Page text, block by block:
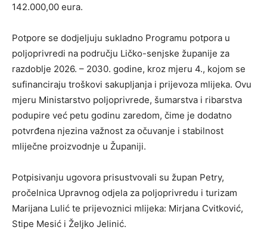
142.000,00 eura.
Potpore se dodjeljuju sukladno Programu potpora u
poljoprivredi na području Ličko-senjske županije za
razdoblje 2026. – 2030. godine, kroz mjeru 4., kojom se
sufinanciraju troškovi sakupljanja i prijevoza mlijeka. Ovu
mjeru Ministarstvo poljoprivrede, šumarstva i ribarstva
podupire već petu godinu zaredom, čime je dodatno
potvrđena njezina važnost za očuvanje i stabilnost
mliječne proizvodnje u Županiji.
Potpisivanju ugovora prisustvovali su župan Petry,
pročelnica Upravnog odjela za poljoprivredu i turizam
Marijana Lulić te prijevoznici mlijeka: Mirjana Cvitković,
Stipe Mesić i Željko Jelinić.